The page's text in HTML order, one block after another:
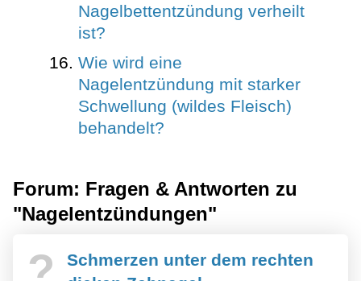
Nagelbettentzündung verheilt
ist?
Wie wird eine
Nagelentzündung mit starker
Schwellung (wildes Fleisch)
behandelt?
Forum: Fragen & Antworten zu
"Nagelentzündungen"
?
Schmerzen unter dem rechten